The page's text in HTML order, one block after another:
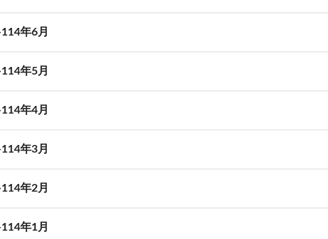
年6月
年5月
年4月
年3月
年2月
年1月